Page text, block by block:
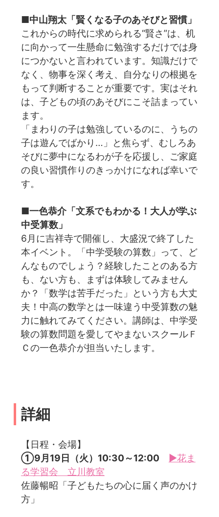
■中山翔太「賢くなる子のあそびと習慣」
これからの時代に求められる“賢さ”は、机
に向かって一生懸命に勉強するだけでは身
につかないと言われています。知識だけで
なく、物事を深く考え、自分なりの根拠を
もって判断することが重要です。実はそれ
は、子どもの頃のあそびにこそ詰まってい
ます。
「まわりの子は勉強しているのに、うちの
子は遊んでばかり…」と焦らず、むしろあ
そびに夢中になるわが子を応援し、ご家庭
の良い習慣作りのきっかけになれば幸いで
す。
■一色恭介「文系でもわかる！大人が学ぶ
中受算数」
6月に吉祥寺で開催し、大盛況で終了した
本イベント。「中学受験の算数」って、ど
んなものでしょう？経験したことのある方
も、ない方も、まずは体験してみません
か？「数学は苦手だった」という方も大丈
夫！中高の数学とは一味違う中受算数の魅
力に触れてみてください。講師は、中学受
験の算数問題を愛してやまないスクールＦ
Ｃの一色恭介が担当いたします。
詳細
【日程・会場】
①9月19日（火）10:30～12:00
▶花ま
る学習会 立川教室
佐藤暢昭「子どもたちの心に届く声のかけ
方」